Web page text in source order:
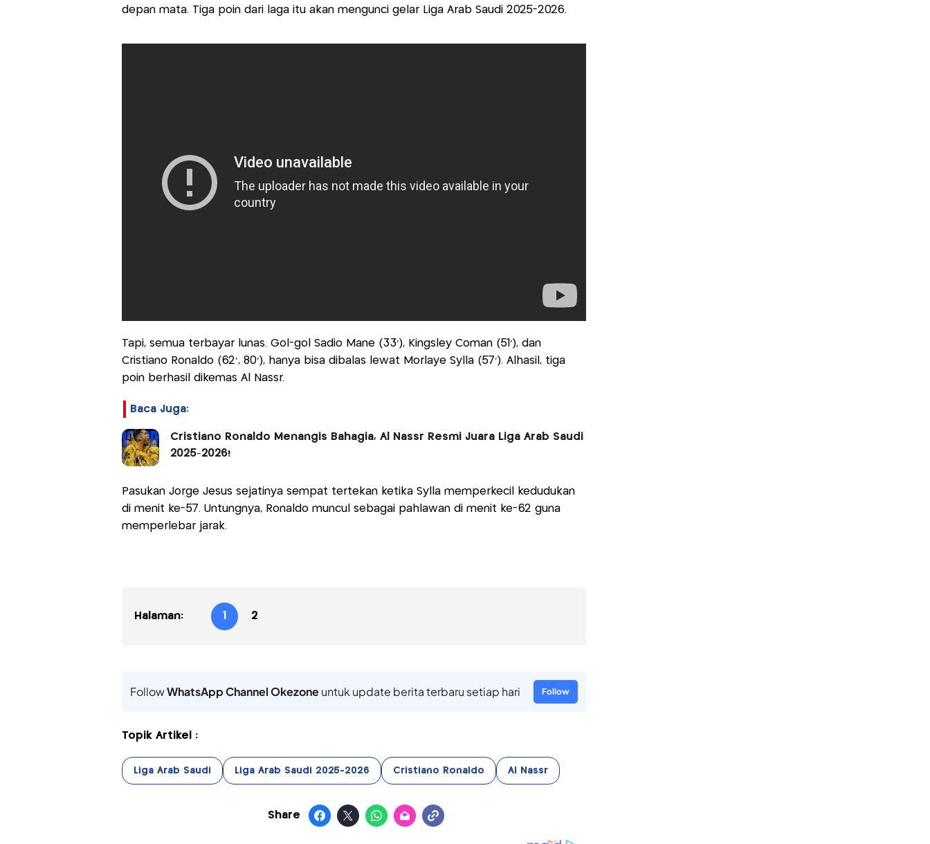
depan mata. Tiga poin dari laga itu akan mengunci gelar Liga Arab Saudi 2025-2026.
Tapi, semua terbayar lunas. Gol-gol Sadio Mane (33’), Kingsley Coman (51’), dan
Cristiano Ronaldo (62’, 80’), hanya bisa dibalas lewat Morlaye Sylla (57’). Alhasil, tiga
poin berhasil dikemas Al Nassr.
Baca Juga:
Cristiano Ronaldo Menangis Bahagia, Al Nassr Resmi Juara Liga Arab Saudi
2025-2026!
Pasukan Jorge Jesus sejatinya sempat tertekan ketika Sylla memperkecil kedudukan
di menit ke-57. Untungnya, Ronaldo muncul sebagai pahlawan di menit ke-62 guna
memperlebar jarak.
Halaman: 1 2
FollowWhatsApp Channel Okezoneuntuk update berita terbaru setiap hari Follow
Topik Artikel :
Liga Arab Saudi Liga Arab Saudi 2025-2026 Cristiano Ronaldo Al Nassr
Share